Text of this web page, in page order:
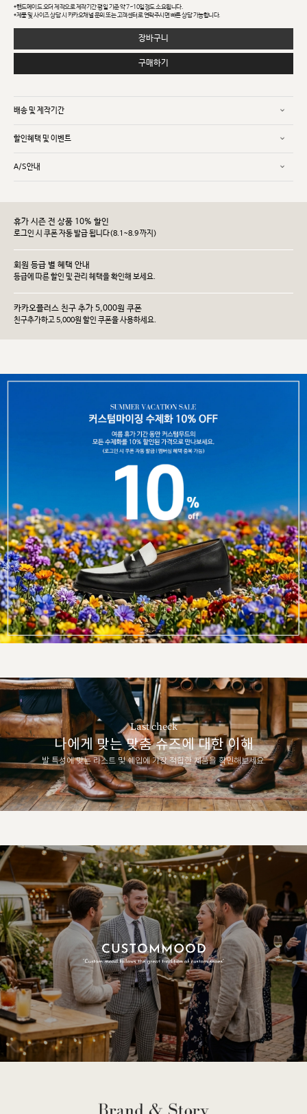
*핸드메이드 오더 제작으로 제작기간 평일 기준 약 7~10일정도 소요됩니다.
*제품 및 사이즈 상담 시 카카오채널 문의 또는 고객센터로 연락주시면 빠른 상담 가능합니다.
장바구니
구매하기
배송 및 제작기간
할인혜택 및 이벤트
A/S안내
휴가 시즌 전 상품 10% 할인
로그인 시 쿠폰 자동 발급 됩니다(8.1~8.9 까지)
회원 등급 별 혜택 안내
등급에 따른 할인 및 관리 헤택을 확인해 보세요.
카카오플러스 친구 추가 5,000원 쿠폰
친구추가하고 5,000원 할인 쿠폰을 사용하세요.
Last check
나에게 맞는 맞춤 슈즈에 대한 이해
발 특성에 맞는 라스트 및 쉐입에 가장 적합한 제품을 확인해보세요.